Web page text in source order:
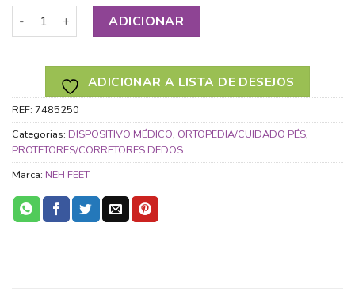
Quantidade de CORRETOR DEDOS MARTELO COM ANEL PÉ
ADICIONAR
ADICIONAR A LISTA DE DESEJOS
REF: 7485250
Categorias: DISPOSITIVO MÉDICO, ORTOPEDIA/CUIDADO PÉS,
PROTETORES/CORRETORES DEDOS
Marca: NEH FEET